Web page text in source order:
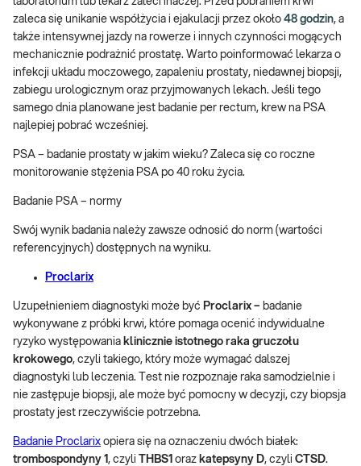
zaleca się unikanie współżycia i ejakulacji przez około 48 godzin, a
także intensywnej jazdy na rowerze i innych czynności mogących
mechanicznie podrażnić prostatę. Warto poinformować lekarza o
infekcji układu moczowego, zapaleniu prostaty, niedawnej biopsji,
zabiegu urologicznym oraz przyjmowanych lekach. Jeśli tego
samego dnia planowane jest badanie per rectum, krew na PSA
najlepiej pobrać wcześniej.
PSA – badanie prostaty w jakim wieku? Zaleca się co roczne
monitorowanie stężenia PSA po 40 roku życia.
Badanie PSA – normy
Swój wynik badania należy zawsze odnosić do norm (wartości
referencyjnych) dostępnych na wyniku.
Proclarix
Uzupełnieniem diagnostyki może być Proclarix – badanie
wykonywane z próbki krwi, które pomaga ocenić indywidualne
ryzyko występowania klinicznie istotnego raka gruczołu
krokowego, czyli takiego, który może wymagać dalszej
diagnostyki lub leczenia. Test nie rozpoznaje raka samodzielnie i
nie zastępuje biopsji, ale może być pomocny w decyzji, czy biopsja
prostaty jest rzeczywiście potrzebna.
Badanie Proclarix opiera się na oznaczeniu dwóch białek:
trombospondyny 1 , czyli THBS1 oraz katepsyny D, czyli CTSD.